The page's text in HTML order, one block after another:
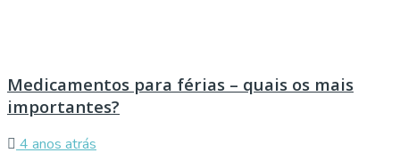
Medicamentos para férias – quais os mais
importantes?
4 anos atrás